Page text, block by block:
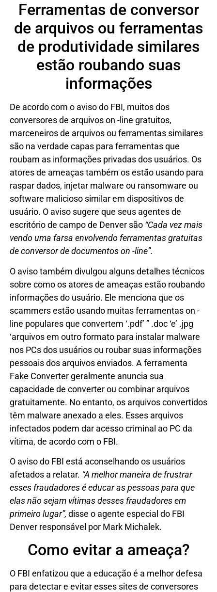
Ferramentas de conversor
de arquivos ou ferramentas
de produtividade similares
estão roubando suas
informações
De acordo com o aviso do FBI, muitos dos
conversores de arquivos on -line gratuitos,
marceneiros de arquivos ou ferramentas similares
são na verdade capas para ferramentas que
roubam as informações privadas dos usuários. Os
atores de ameaças também os estão usando para
raspar dados, injetar malware ou ransomware ou
software malicioso similar em dispositivos de
usuário. O aviso sugere que seus agentes de
escritório de campo de Denver são “Cada vez mais
vendo uma farsa envolvendo ferramentas gratuitas
de conversor de documentos on -line”.
O aviso também divulgou alguns detalhes técnicos
sobre como os atores de ameaças estão roubando
informações do usuário. Ele menciona que os
scammers estão usando muitas ferramentas on -
line populares que convertem ‘.pdf’ ” .doc ‘e’ .jpg
‘arquivos em outro formato para instalar malware
nos PCs dos usuários ou roubar suas informações
pessoais dos arquivos enviados. A ferramenta
Fake Converter geralmente anuncia sua
capacidade de converter ou combinar arquivos
gratuitamente. No entanto, os arquivos convertidos
têm malware anexado a eles. Esses arquivos
infectados podem dar acesso criminal ao PC da
vítima, de acordo com o FBI.
O aviso do FBI está aconselhando os usuários
afetados a relatar. “A melhor maneira de frustrar
esses fraudadores é educar as pessoas para que
elas não sejam vítimas desses fraudadores em
primeiro lugar”, disse o agente especial do FBI
Denver responsável por Mark Michalek.
Como evitar a ameaça?
O FBI enfatizou que a educação é a melhor defesa
para detectar e evitar esses sites de conversores